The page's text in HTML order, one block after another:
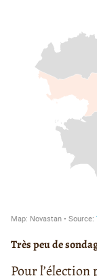
Très peu de
Pour